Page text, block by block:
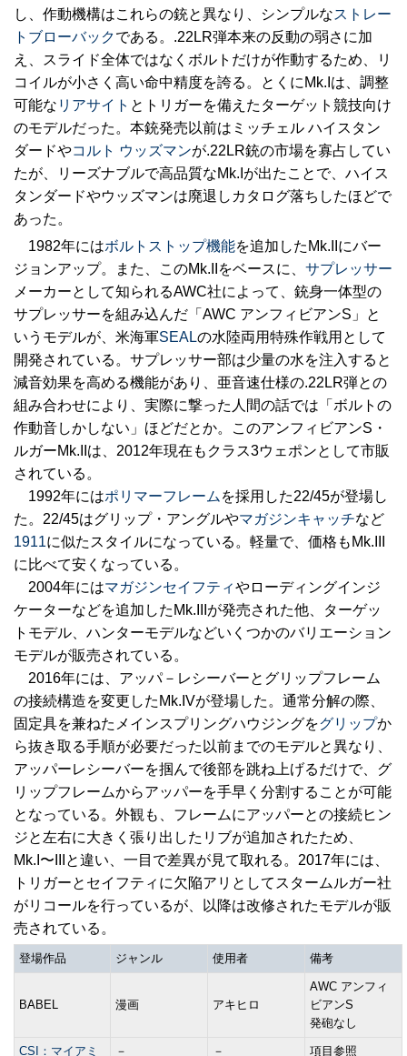
し、作動機構はこれらの銃と異なり、シンプルなストレー
トブローバックである。.22LR弾本来の反動の弱さに加
え、スライド全体ではなくボルトだけが作動するため、リ
コイルが小さく高い命中精度を誇る。とくにMk.Iは、調整
可能な リアサイト とトリガーを備えたターゲット競技向け
のモデルだった。本銃発売以前はミッチェル ハイスタン
ダードやコルト ウッズマンが.22LR銃の市場を寡占してい
たが、リーズナブルで高品質なMk.Iが出たことで、ハイス
タンダードやウッズマンは廃退しカタログ落ちしたほどで
あった。
1982年にはボルトストップ機能を追加したMk.IIにバー
ジョンアップ。また、このMk.IIをベースに、 サプレッサー
メーカーとして知られるAWC社によって、銃身一体型の
サプレッサーを組み込んだ「AWC アンフィビアンS」と
いうモデルが、米海軍SEALの水陸両用特殊作戦用として
開発されている。サプレッサー部は少量の水を注入すると
減音効果を高める機能があり、亜音速仕様の.22LR弾との
組み合わせにより、実際に撃った人間の話では「ボルトの
作動音しかしない」ほどだとか。このアンフィビアンS・
ルガーMk.IIは、2012年現在もクラス3ウェポンとして市販
されている。
1992年にはポリマーフレーム を採用した22/45が登場し
た。22/45はグリップ・アングルやマガジンキャッチなど
1911に似たスタイルになっている。軽量で、価格もMk.III
に比べて安くなっている。
2004年にはマガジンセイフティやローディングインジ
ケーターなどを追加したMk.IIIが発売された他、ターゲッ
トモデル、ハンターモデルなどいくつかのバリエーション
モデルが販売されている。
2016年には、アッパ－レシーバーとグリップフレーム
の接続構造を変更したMk.IVが登場した。通常分解の際、
固定具を兼ねたメインスプリングハウジングをグリップか
ら抜き取る手順が必要だった以前までのモデルと異なり、
アッパーレシーバーを掴んで後部を跳ね上げるだけで、グ
リップフレームからアッパーを手早く分割することが可能
となっている。外観も、フレームにアッパーとの接続ヒン
ジと左右に大きく張り出したリブが追加されたため、
Mk.I〜IIIと違い、一目で差異が見て取れる。2017年には、
トリガーとセイフティに欠陥アリとしてスタームルガー社
がリコールを行っているが、以降は改修されたモデルが販
売されている。
登場作品 ジャンル 使用者 備考
BABEL 漫画 アキヒロ
AWC アンフィ
ビアンS
発砲なし
CSI：マイアミ － － 項目参照